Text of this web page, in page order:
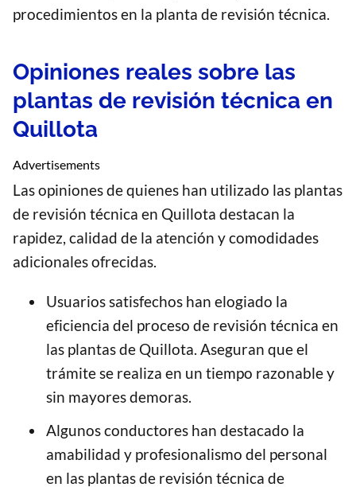
procedimientos en la planta de revisión técnica.
Opiniones reales sobre las
plantas de revisión técnica en
Quillota
Advertisements
Las opiniones de quienes han utilizado las plantas
de revisión técnica en Quillota destacan la
rapidez, calidad de la atención y comodidades
adicionales ofrecidas.
Usuarios satisfechos han elogiado la
eficiencia del proceso de revisión técnica en
las plantas de Quillota. Aseguran que el
trámite se realiza en un tiempo razonable y
sin mayores demoras.
Algunos conductores han destacado la
amabilidad y profesionalismo del personal
en las plantas de revisión técnica de